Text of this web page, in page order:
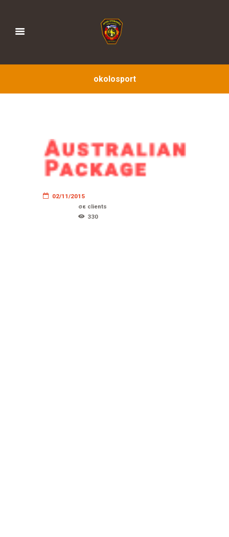
okolosport
02/11/2015
σε clients
330